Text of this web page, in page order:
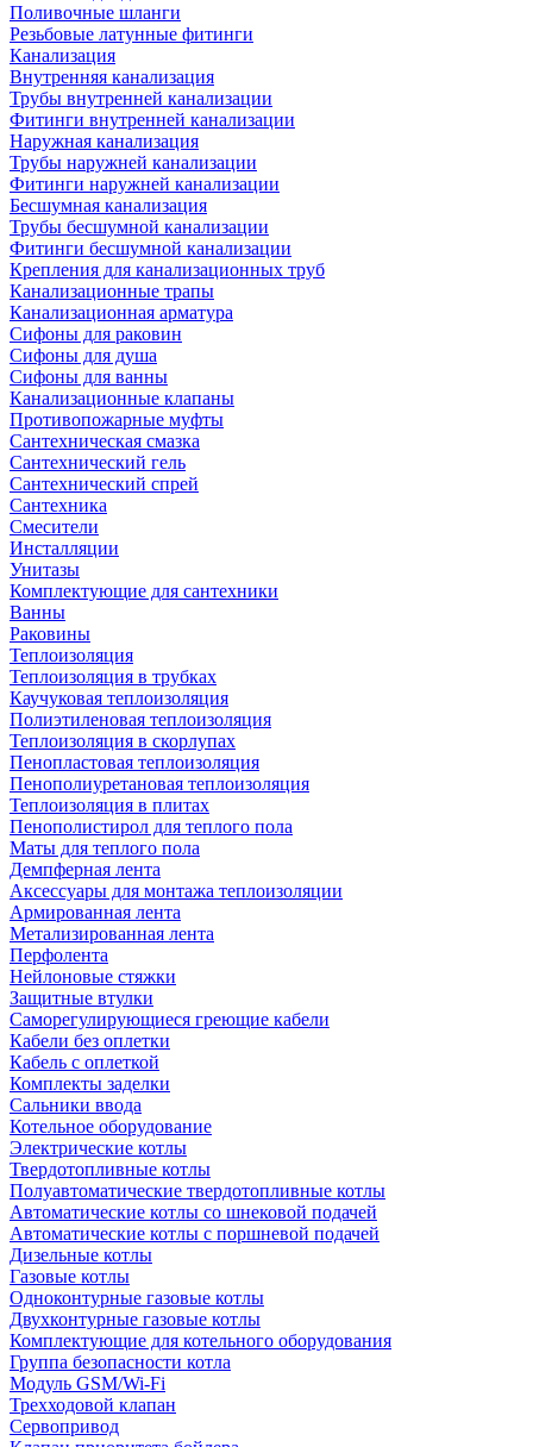
Поливочные шланги
Резьбовые латунные фитинги
Канализация
Внутренняя канализация
Трубы внутренней канализации
Фитинги внутренней канализации
Наружная канализация
Трубы наружней канализации
Фитинги наружней канализации
Бесшумная канализация
Трубы бесшумной канализации
Фитинги бесшумной канализации
Крепления для канализационных труб
Канализационные трапы
Канализационная арматура
Сифоны для раковин
Сифоны для душа
Сифоны для ванны
Канализационные клапаны
Противопожарные муфты
Сантехническая смазка
Сантехнический гель
Сантехнический спрей
Сантехника
Смесители
Инсталляции
Унитазы
Комплектующие для сантехники
Ванны
Раковины
Теплоизоляция
Теплоизоляция в трубках
Каучуковая теплоизоляция
Полиэтиленовая теплоизоляция
Теплоизоляция в скорлупах
Пенопластовая теплоизоляция
Пенополиуретановая теплоизоляция
Теплоизоляция в плитах
Пенополистирол для теплого пола
Маты для теплого пола
Демпферная лента
Аксессуары для монтажа теплоизоляции
Армированная лента
Метализированная лента
Перфолента
Нейлоновые стяжки
Защитные втулки
Саморегулирующиеся греющие кабели
Кабели без оплетки
Кабель с оплеткой
Комплекты заделки
Сальники ввода
Котельное оборудование
Электрические котлы
Твердотопливные котлы
Полуавтоматические твердотопливные котлы
Автоматические котлы со шнековой подачей
Автоматические котлы с поршневой подачей
Дизельные котлы
Газовые котлы
Одноконтурные газовые котлы
Двухконтурные газовые котлы
Комплектующие для котельного оборудования
Группа безопасности котла
Модуль GSM/Wi-Fi
Трехходовой клапан
Сервопривод